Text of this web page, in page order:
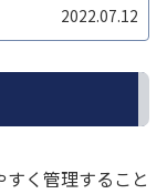
2022.07.12
く管理すること